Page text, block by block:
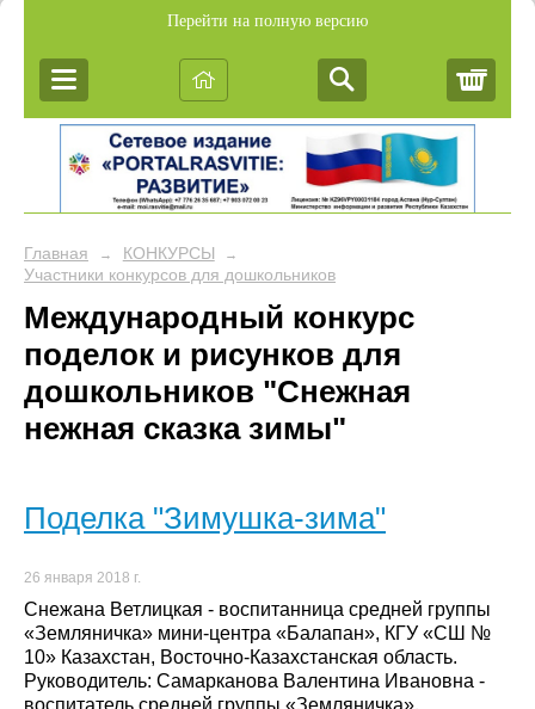
Перейти на полную версию
Главная → КОНКУРСЫ →
Участники конкурсов для дошкольников
Международный конкурс
поделок и рисунков для
дошкольников "Снежная
нежная сказка зимы"
Поделка "Зимушка-зима"
26 января 2018 г.
Снежана Ветлицкая - воспитанница средней группы
«Земляничка» мини-центра «Балапан», КГУ «СШ №
10» Казахстан, Восточно-Казахстанская область.
Руководитель: Самарканова Валентина Ивановна -